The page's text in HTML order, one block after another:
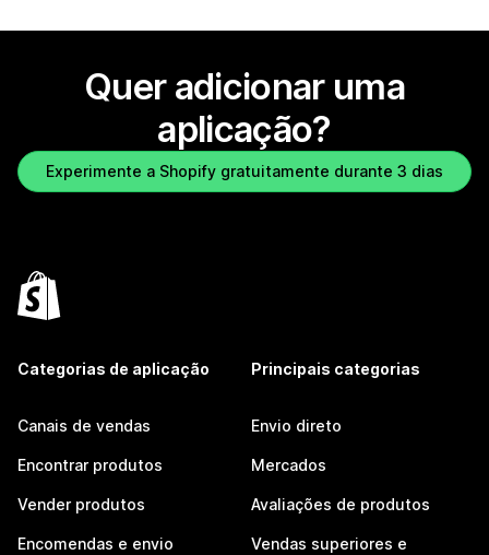
Quer adicionar uma
aplicação?
Experimente a Shopify gratuitamente durante 3 dias
Categorias de aplicação
Canais de vendas
Encontrar produtos
Vender produtos
Encomendas e envio
Principais categorias
Envio direto
Mercados
Avaliações de produtos
Vendas superiores e